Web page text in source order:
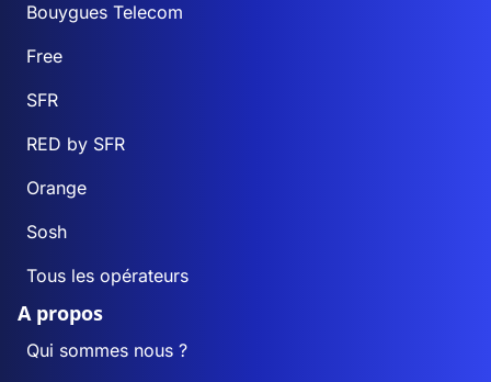
Bouygues Telecom
Free
SFR
RED by SFR
Orange
Sosh
Tous les opérateurs
A propos
Qui sommes nous ?